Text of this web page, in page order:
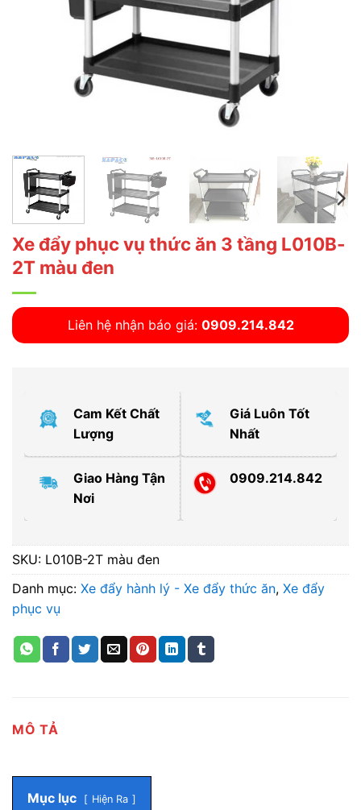
Xe đẩy phục vụ thức ăn 3 tầng L010B-
2T màu đen
Liên hệ nhận báo giá: 0909.214.842
Cam Kết Chất
Lượng
Giá Luôn Tốt
Nhất
Giao Hàng Tận
Nơi
0909.214.842
SKU: L010B-2T màu đen
Danh mục: Xe đẩy hành lý - Xe đẩy thức ăn, Xe đẩy
phục vụ
MÔ TẢ
Mục lục Hiện Ra